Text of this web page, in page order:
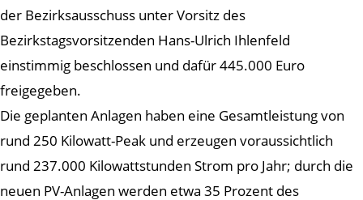
der Bezirksausschuss unter Vorsitz des
Bezirkstagsvorsitzenden Hans-Ulrich Ihlenfeld
einstimmig beschlossen und dafür 445.000 Euro
freigegeben.
Die geplanten Anlagen haben eine Gesamtleistung von
rund 250 Kilowatt-Peak und erzeugen voraussichtlich
rund 237.000 Kilowattstunden Strom pro Jahr; durch die
neuen PV-Anlagen werden etwa 35 Prozent des